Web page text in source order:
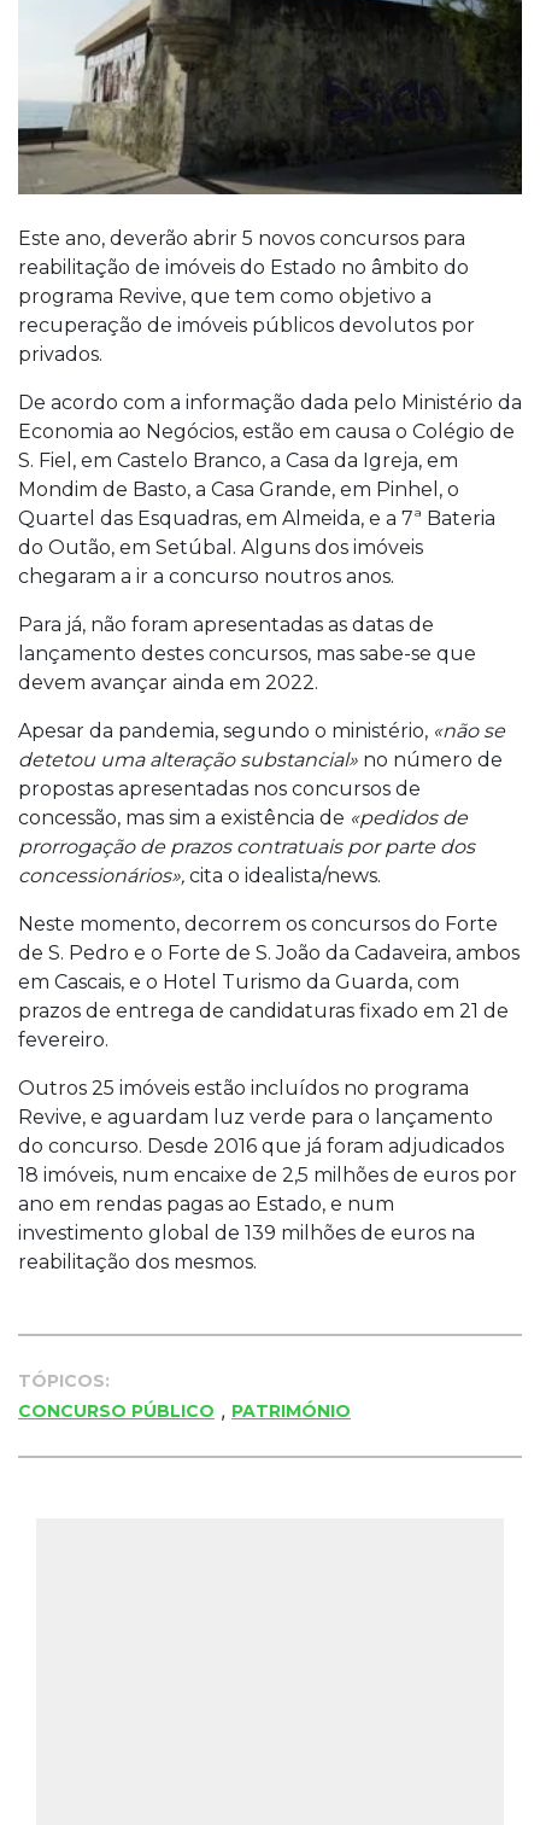
Este ano, deverão abrir 5 novos concursos para
reabilitação de imóveis do Estado no âmbito do
programa Revive, que tem como objetivo a
recuperação de imóveis públicos devolutos por
privados.
De acordo com a informação dada pelo Ministério da
Economia ao Negócios, estão em causa o Colégio de
S. Fiel, em Castelo Branco, a Casa da Igreja, em
Mondim de Basto, a Casa Grande, em Pinhel, o
Quartel das Esquadras, em Almeida, e a 7ª Bateria
do Outão, em Setúbal. Alguns dos imóveis
chegaram a ir a concurso noutros anos.
Para já, não foram apresentadas as datas de
lançamento destes concursos, mas sabe-se que
devem avançar ainda em 2022.
Apesar da pandemia, segundo o ministério, «não se
detetou uma alteração substancial» no número de
propostas apresentadas nos concursos de
concessão, mas sim a existência de «pedidos de
prorrogação de prazos contratuais por parte dos
concessionários», cita o idealista/news.
Neste momento, decorrem os concursos do Forte
de S. Pedro e o Forte de S. João da Cadaveira, ambos
em Cascais, e o Hotel Turismo da Guarda, com
prazos de entrega de candidaturas fixado em 21 de
fevereiro.
Outros 25 imóveis estão incluídos no programa
Revive, e aguardam luz verde para o lançamento
do concurso. Desde 2016 que já foram adjudicados
18 imóveis, num encaixe de 2,5 milhões de euros por
ano em rendas pagas ao Estado, e num
investimento global de 139 milhões de euros na
reabilitação dos mesmos.
TÓPICOS:
CONCURSO PÚBLICO , PATRIMÓNIO